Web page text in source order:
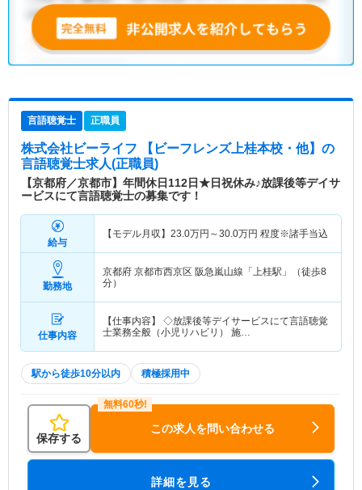
言語聴覚士 正職員
株式会社ビーライフ 【ビーフレンズ上桂本校・他】 の
言語聴覚士求人(正職員)
【京都府／京都市】年間休日112日★日祝休み♪放課後等デイサ
ービスにて言語聴覚士の募集です！
給与
【モデル月収】 23.0万円～30.0万円 程度※諸手当込
勤務地
京都府 京都市西京区 阪急嵐山線「上桂駅」（徒歩8
分）
仕事内容
【仕事内容】 ◇放課後等デイサービスにて言語聴覚
士業務全般（小児リハビリ） 施…
駅から徒歩10分以内 積極採用中
保存する
この求人を問い合わせる
詳細を見る